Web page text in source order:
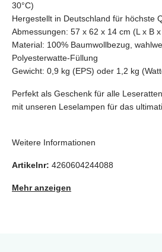
30°C)
Hergestellt in Deutschland für höchste
Abmessungen: 57 x 62 x 14 cm (L x B x
Material: 100% Baumwollbezug,
Polyesterwatte-Füllung
Gewicht: 0,9 kg (EPS) oder 1,2 kg
Perfekt als Geschenk für alle
mit unseren Leselampen für das
Weitere Informationen
Artikelnr: 4260604244088
Mehr anzeigen